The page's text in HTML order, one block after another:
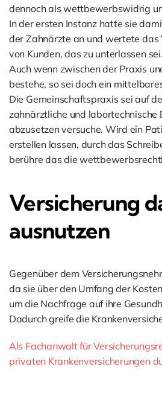
dennoch als wettbewerbswidrig
In der ersten Instanz hatte sie
der Zahnärzte an und wertete
von Kunden, das zu unterlassen sei.
Auch wenn zwischen der Praxis
bestehe, so sei doch ein
Die Gemeinschaftspraxis sei auf
zahnärztliche und
abzusetzen versuche. Wird ein
erstellen lassen, durch das
berühre das die
Versicherung
ausnutzen
Gegenüber dem
da sie über den Umfang der
um die Nachfrage auf ihre
Dadurch greife die
Als Fachanwalt für
privaten Krankenversicherungen